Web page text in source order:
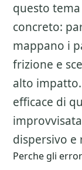
questo
concreto:
mappano i
frizione e
alto
efficace di
dispersivo
Perche gli